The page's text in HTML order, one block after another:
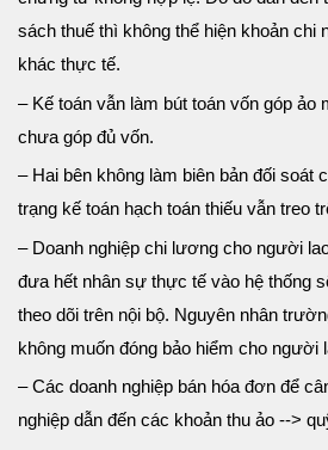
sách thuế thì không thể hiện khoản chi
khác thực tế.
– Kế toán vẫn làm bút toán vốn góp ảo
chưa góp đủ vốn.
– Hai bên không làm biên bản đối soát
trạng kế toán hạch toán thiếu vẫn treo
– Doanh nghiệp chi lương cho người
đưa hết nhân sự thực tế vào hệ thống
theo dõi trên nội bộ. Nguyên nhân
không muốn đóng bảo hiểm cho người
– Các doanh nghiệp bán hóa đơn để
nghiệp dẫn đến các khoản thu ảo -->